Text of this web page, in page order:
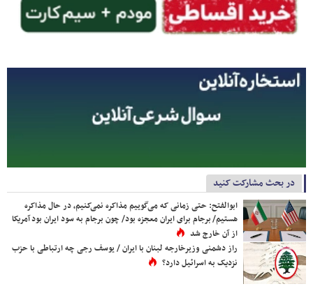
در بحث مشارکت کنید
ابوالفتح: حتی زمانی که می‌گوییم مذاکره نمی‌کنیم، در حال مذاکره
هستیم/ برجام برای ایران معجزه بود/ چون برجام به سود ایران بود آمریکا
از آن خارج شد
راز دشمنی وزیرخارجه لبنان با ایران / یوسف رجی چه ارتباطی با حزب
نزدیک به اسرائیل دارد؟